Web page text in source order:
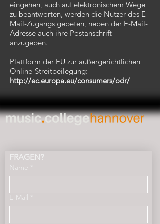
eingehen, auch auf elektronischem Wege
zu beantworten, werden die Nutzer des E-
Mail-Zugangs gebeten, neben der E-Mail-
Adresse auch ihre Postanschrift
anzugeben.
Plattform der EU zur außergerichtlichen
Online-Streitbeilegung:
http://ec.europa.eu/consumers/odr/
FRAGEN?
Name *
E-Mail *